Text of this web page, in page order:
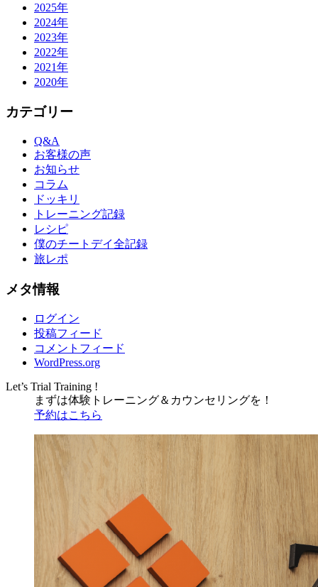
2025年
2024年
2023年
2022年
2021年
2020年
カテゴリー
Q&A
お客様の声
お知らせ
コラム
ドッキリ
トレーニング記録
レシピ
僕のチートデイ全記録
旅レポ
メタ情報
ログイン
投稿フィード
コメントフィード
WordPress.org
Let’s Trial Training !
まずは体験トレーニング＆ カウンセリングを！
予約はこちら